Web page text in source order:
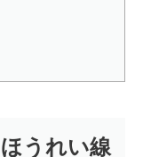
うれい線